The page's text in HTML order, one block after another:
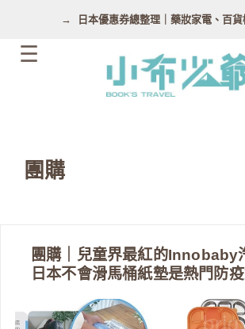
日本優惠券總整理｜藥妝家電、百
團購
團購｜兒童界最紅的Innobaby
日本不會滑馬桶紙墊是熱門防